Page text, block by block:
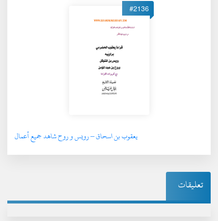
#2136
يعقوب بن اسحاق – رويس و روح شاهد جميع أعمال
تعليقات